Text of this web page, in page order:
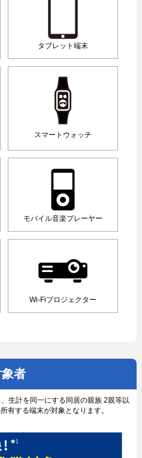
タブレット端末
スマートウォッチ
モバイル音楽プレーヤー
Wi-Fiプロジェクター
者
生計を同一にする同居の親族 2親等以
有する端末が対象となります。